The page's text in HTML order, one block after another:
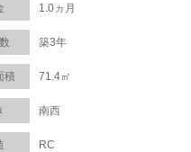
1.0ヵ月
築3年
積 71.4㎡
南西
RC